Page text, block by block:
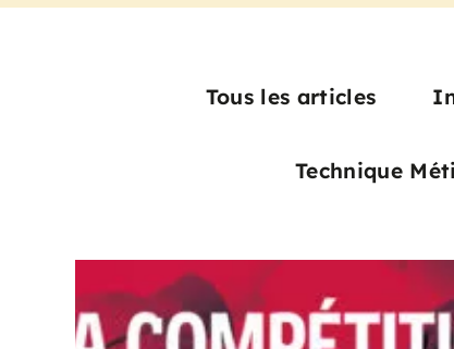
Tous les articles
Technique